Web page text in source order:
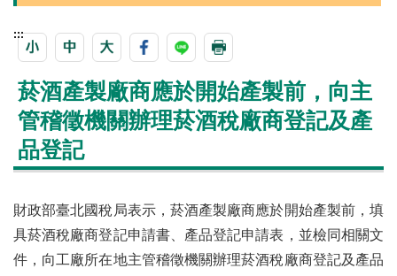
:::
菸酒產製廠商應於開始產製前，向主
管稽徵機關辦理菸酒稅廠商登記及產
品登記
財政部臺北國稅局表示，菸酒產製廠商應於開始產製前，填
具菸酒稅廠商登記申請書、產品登記申請表，並檢同相關文
件，向工廠所在地主管稽徵機關辦理菸酒稅廠商登記及產品